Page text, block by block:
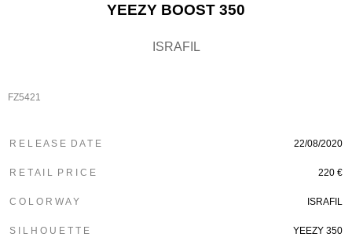
YEEZY BOOST 350
ISRAFIL
FZ5421
R E L E A S E D A T E 22/08/2020
R E T A I L P R I C E 220 €
C O L O R W A Y ISRAFIL
S I L H O U E T T E YEEZY 350